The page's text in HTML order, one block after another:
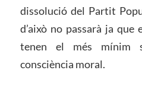
dissolució del Partit
d’això no passarà ja
tenen el més mínim
consciència moral.